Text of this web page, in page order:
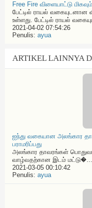
Free Fire விளையாட்டு
பேட்டில் ராயல் வகையுடனான
உள்ளது. பேட்டில் ராயல்
2021-04-02 07:54:26
Penulis: ayua
ARTIKEL LAINNYA
ஐந்து வகையான அலங்கார
பராமரிப்பது
அலங்கார தாவரங்கள்
வாழ்வதற்கான இடம் மட்டு�...
2021-03-05 00:10:42
Penulis: ayua